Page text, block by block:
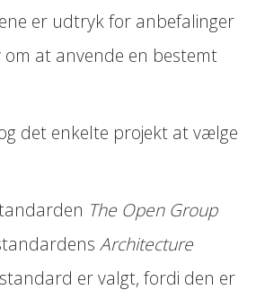
er udtryk for anbefalinger
at anvende en bestemt
det enkelte projekt at vælge
The Open Group
Architecture
er valgt, fordi den er